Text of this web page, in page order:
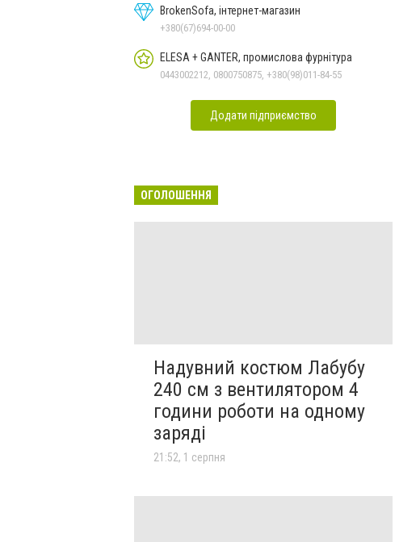
BrokenSofa, інтернет-магазин
+380(67)694-00-00
ELESA + GANTER, промислова фурнітура
0443002212, 0800750875, +380(98)011-84-55
Додати підприємство
ОГОЛОШЕННЯ
Надувний костюм Лабубу
240 см з вентилятором 4
години роботи на одному
заряді
21:52, 1 серпня